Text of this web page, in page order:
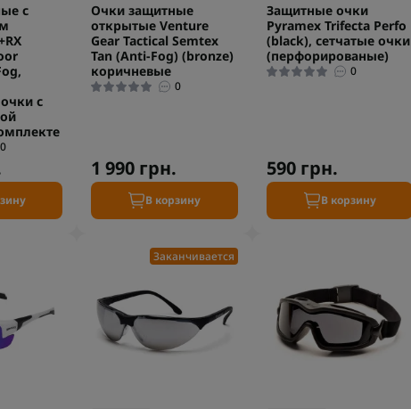
с
с
0
Очки защитные
открытые Venture
Gear Tactical Semtex
Tan (Anti-Fog) (bronze)
коричневые
0
1 990 грн.
В корзину
Защитные очки
Pyramex Trifecta Perfo
(black), сетчатые очки
(перфорированые)
0
590 грн.
В корзину
Заканчивается